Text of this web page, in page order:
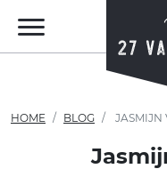
HOME BLOG JASMIJN